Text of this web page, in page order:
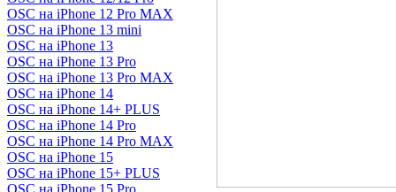
OSC на iPhone 12 Pro MAX
OSC на iPhone 13 mini
OSC на iPhone 13
OSC на iPhone 13 Pro
OSC на iPhone 13 Pro MAX
OSC на iPhone 14
OSC на iPhone 14+ PLUS
OSC на iPhone 14 Pro
OSC на iPhone 14 Pro MAX
OSC на iPhone 15
OSC на iPhone 15+ PLUS
OSC на iPhone 15 Pro